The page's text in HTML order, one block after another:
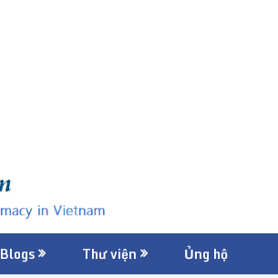
Blogs Thư viện Ủng hộ